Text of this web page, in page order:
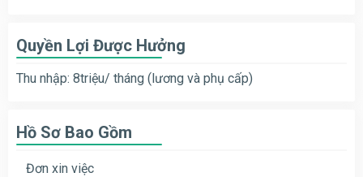
Quyền Lợi Được Hưởng
Thu nhập: 8triệu/ tháng (lương và phụ cấp)
Hồ Sơ Bao Gồm
Đơn xin việc